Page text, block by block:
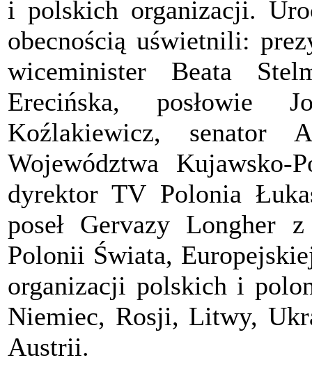
i polskich organizacji.
obecnością uświetnili:
wiceminister Beata
Erecińska, posłowie
Koźlakiewicz, senator
Województwa
dyrektor TV Polonia
poseł Gervazy Longher
Polonii Świata,
organizacji polskich i
Niemiec, Rosji, Litwy,
Austrii.